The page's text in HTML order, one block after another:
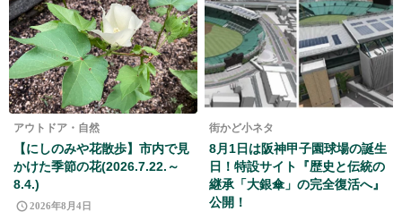
アウトドア・自然
【にしのみや花散歩】市内で見
かけた季節の花(2026.7.22.～
8.4.)
2026年8月4日
街かど小ネタ
8月1日は阪神甲子園球場の誕生
日！特設サイト『歴史と伝統の
継承「大銀傘」の完全復活へ』
公開！